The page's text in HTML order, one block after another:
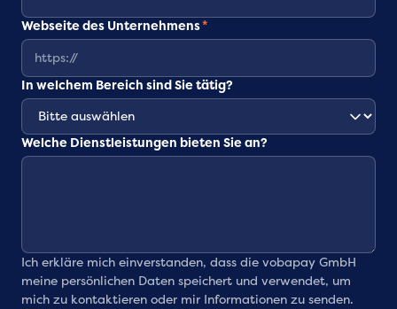
Webseite des Unternehmens*
In welchem Bereich sind Sie tätig?
Welche Dienstleistungen bieten Sie an?
Ich erkläre mich einverstanden, dass die vobapay GmbH
meine persönlichen Daten speichert und verwendet, um
mich zu kontaktieren oder mir Informationen zu senden.